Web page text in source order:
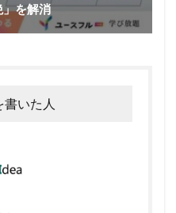
を解消
書いた人